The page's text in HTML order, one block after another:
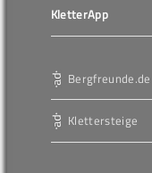
KletterApp
Bergfreunde.de
Klettersteige